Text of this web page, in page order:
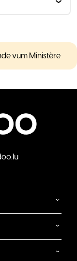
vum Ministère